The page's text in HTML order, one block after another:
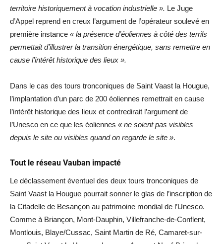
territoire historiquement à vocation industrielle ». Le Juge
d’Appel reprend en creux l’argument de l’opérateur soulevé en
première instance « la présence d’éoliennes à côté des terrils
permettait d’illustrer la transition énergétique, sans remettre en
cause l’intérêt historique des lieux ».
Dans le cas des tours tronconiques de Saint Vaast la Hougue,
l’implantation d’un parc de 200 éoliennes remettrait en cause
l’intérêt historique des lieux et contredirait l’argument de
l’Unesco en ce que les éoliennes « ne soient pas visibles
depuis le site ou visibles quand on regarde le site ».
Tout le réseau Vauban impacté
Le déclassement éventuel des deux tours tronconiques de
Saint Vaast la Hougue pourrait sonner le glas de l’inscription de
la Citadelle de Besançon au patrimoine mondial de l’Unesco.
Comme à Briançon, Mont-Dauphin, Villefranche-de-Conflent,
Montlouis, Blaye/Cussac, Saint Martin de Ré, Camaret-sur-